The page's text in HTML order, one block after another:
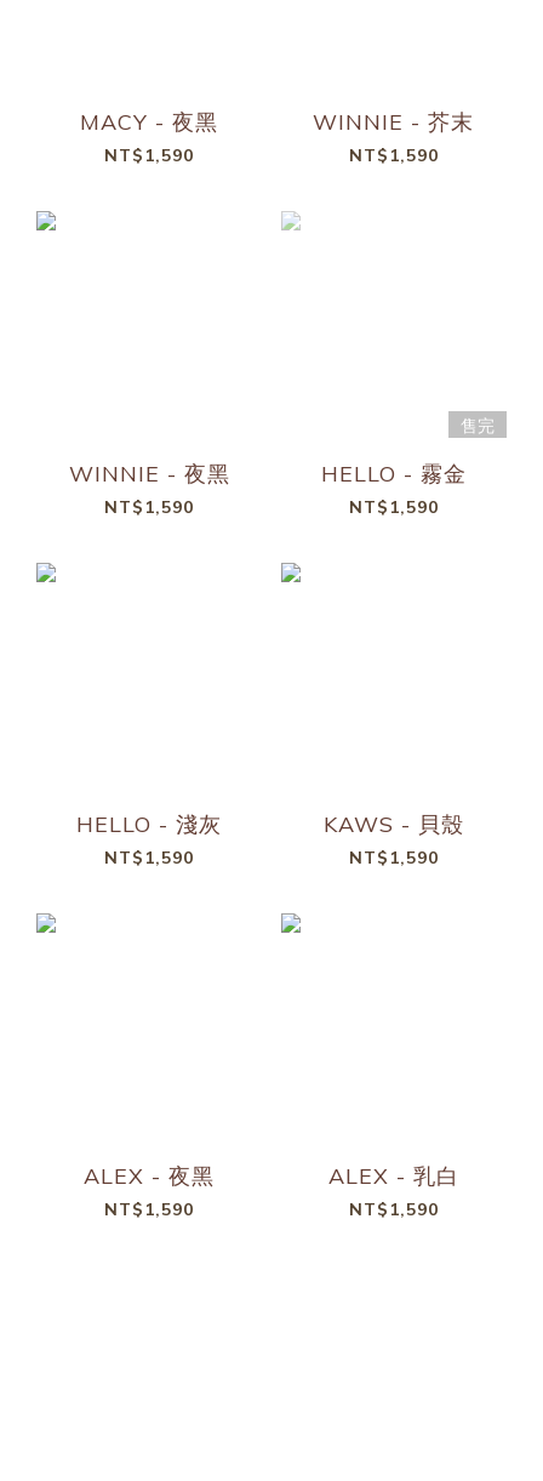
MACY - 夜黑
NT$1,590
WINNIE - 芥末
NT$1,590
WINNIE - 夜黑
NT$1,590
售完
HELLO - 霧金
NT$1,590
HELLO - 淺灰
NT$1,590
KAWS - 貝殼
NT$1,590
ALEX - 夜黑
NT$1,590
ALEX - 乳白
NT$1,590